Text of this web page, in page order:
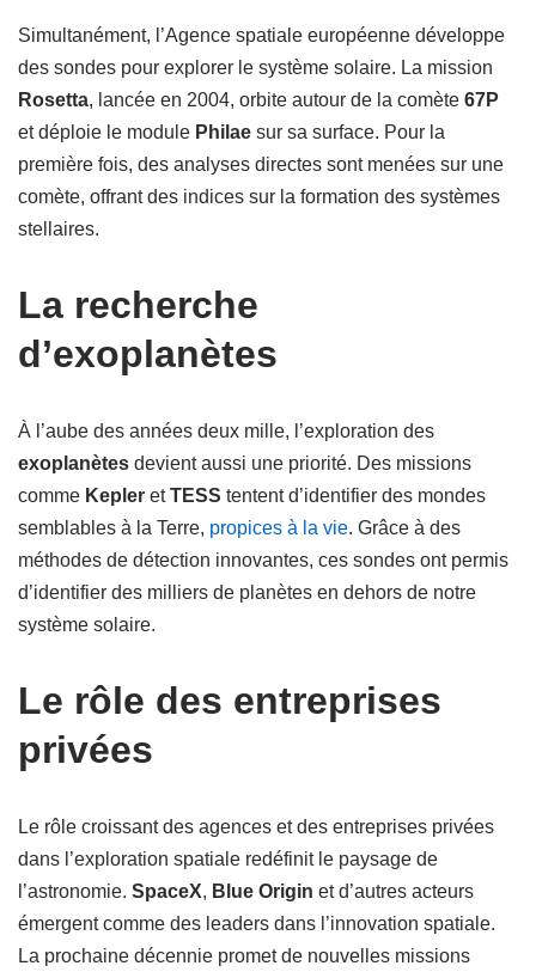
Simultanément, l’Agence spatiale européenne développe
des sondes pour explorer le système solaire. La mission
Rosetta, lancée en 2004, orbite autour de la comète 67P
et déploie le module Philae sur sa surface. Pour la
première fois, des analyses directes sont menées sur une
comète, offrant des indices sur la formation des systèmes
stellaires.
La recherche
d’exoplanètes
À l’aube des années deux mille, l’exploration des
exoplanètes devient aussi une priorité. Des missions
comme Kepler etTESS tentent d’identifier des mondes
semblables à la Terre, propices à la vie. Grâce à des
méthodes de détection innovantes, ces sondes ont permis
d’identifier des milliers de planètes en dehors de notre
système solaire.
Le rôle des entreprises
privées
Le rôle croissant des agences et des entreprises privées
dans l’exploration spatiale redéfinit le paysage de
l’astronomie. SpaceX, Blue Origin et d’autres acteurs
émergent comme des leaders dans l’innovation spatiale.
La prochaine décennie promet de nouvelles missions